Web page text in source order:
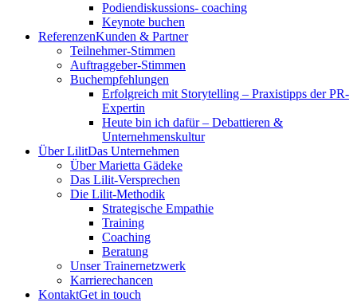
Podiendiskussions- coaching
Keynote buchen
ReferenzenKunden & Partner
Teilnehmer-Stimmen
Auftraggeber-Stimmen
Buchempfehlungen
Erfolgreich mit Storytelling – Praxistipps der PR-
Expertin
Heute bin ich dafür – Debattieren &
Unternehmenskultur
Über LilitDas Unternehmen
Über Marietta Gädeke
Das Lilit-Versprechen
Die Lilit-Methodik
Strategische Empathie
Training
Coaching
Beratung
Unser Trainernetzwerk
Karrierechancen
KontaktGet in touch